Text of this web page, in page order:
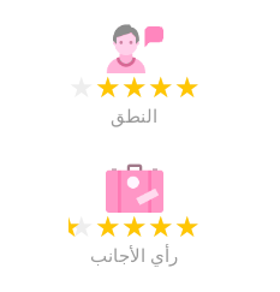
★
★
★
★
النطق
★
★
★
★
★
رأي الأجانب